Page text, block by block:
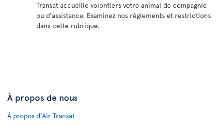
Transat accueille volontiers votre animal de compagnie
ou d’assistance. Examinez nos règlements et restrictions
dans cette rubrique.
À propos de nous
À propos d'Air Transat